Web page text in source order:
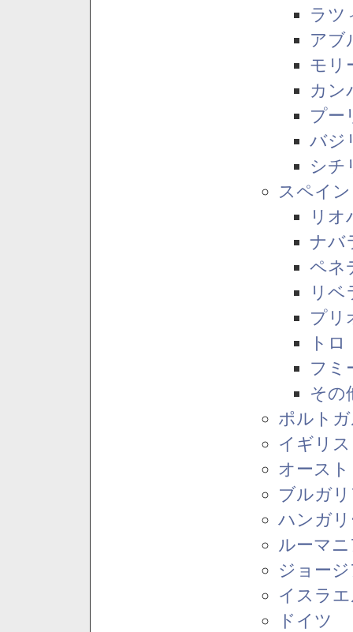
ラツ
アブ
モリ
カン
プー
バジ
シチ
スペイン
リオ
ナバ
ペネ
リベ
プリ
トロ
フミ
その
ポルト
イギリス
オース
ブルガ
ハンガ
ルーマ
ジョー
イスラ
ドイツ